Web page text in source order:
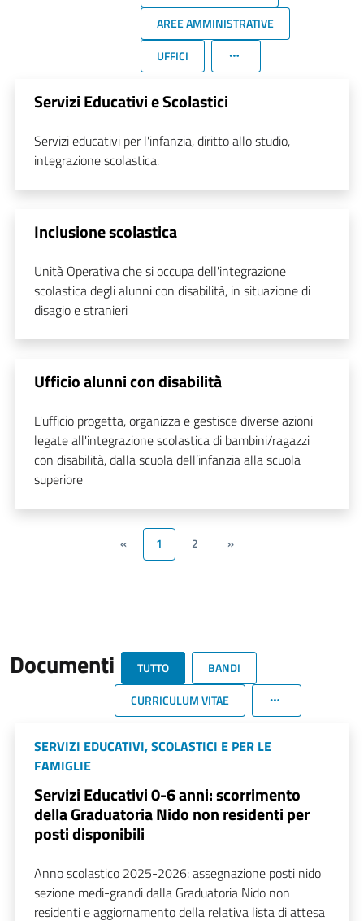
AREE AMMINISTRATIVE
UFFICI
Servizi Educativi e Scolastici
Servizi educativi per l'infanzia, diritto allo studio,
integrazione scolastica.
Inclusione scolastica
Unità Operativa che si occupa dell'integrazione
scolastica degli alunni con disabilità, in situazione di
disagio e stranieri
Ufficio alunni con disabilità
L'ufficio progetta, organizza e gestisce diverse azioni
legate all'integrazione scolastica di bambini/ragazzi
con disabilità, dalla scuola dell’infanzia alla scuola
superiore
« 1 2 »
Documenti TUTTO
BANDI
CURRICULUM VITAE
SERVIZI EDUCATIVI, SCOLASTICI E PER LE
FAMIGLIE
Servizi Educativi 0-6 anni: scorrimento
della Graduatoria Nido non residenti per
posti disponibili
Anno scolastico 2025-2026: assegnazione posti nido
sezione medi-grandi dalla Graduatoria Nido non
residenti e aggiornamento della relativa lista di attesa